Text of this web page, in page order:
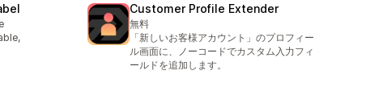
Customer Profile Extender
無料
「新しいお客様アカウント」のプロフィー
ル画面に、ノーコードでカスタム入力フィ
ールドを追加します。